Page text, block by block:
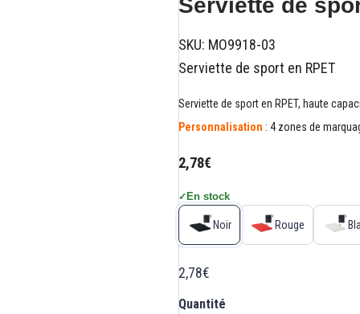
Serviette de
SKU: MO9918-03
Serviette de sport en RPET
Serviette de sport en RPET, haute
Personnalisation : 4 zones de
2,78€
✓ En stock
Noir Rouge
2,78€
Quantité